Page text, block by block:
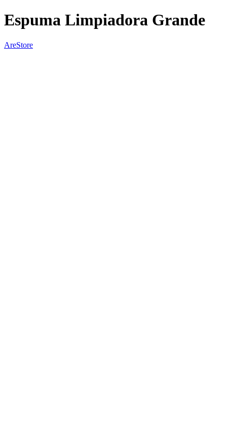
Espuma Limpiadora Grande
AreStore